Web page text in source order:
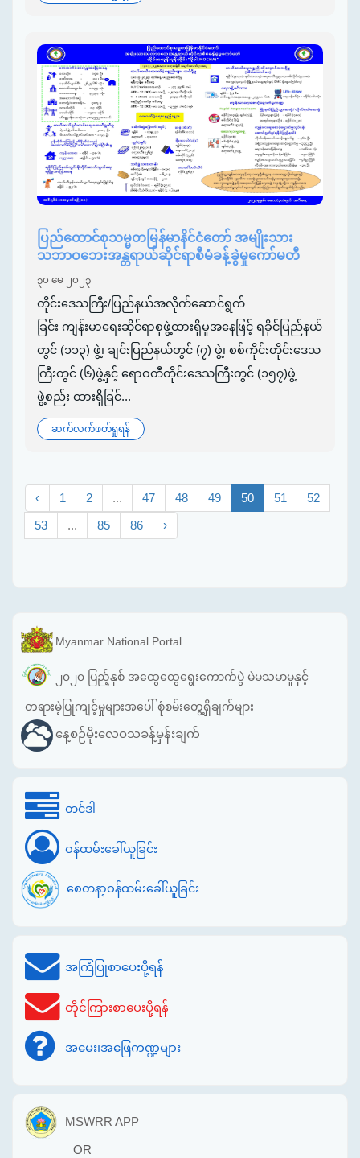
ပြည်ထောင်စုသမ္မတမြန်မာနိင်ငံတော် အမျိုးသား
သဘာဝဘေးအန္တရာယ်ဆိုင်ရာစီမံခန့်ခွဲမှုကော်မတီ
၃၀ မေ ၂၀၂၃
တိုင်းဒေသကြီး/ပြည်နယ်အလိုက်ဆောင်ရွက်
ခြင်း ကျန်းမာရေးဆိုင်ရာစုဖွဲ့ထားရှိမှုအနေဖြင့် ရခိုင်ပြည်နယ်
တွင် (၁၁၃) ဖွဲ့၊ ချင်းပြည်နယ်တွင် (၇) ဖွဲ့၊ စစ်ကိုင်းတိုင်းဒေသ
ကြီးတွင် (၆)ဖွဲ့နှင့် ဧရာဝတီတိုင်းဒေသကြီးတွင် (၁၅၇)ဖွဲ့
ဖွဲ့စည်း ထားရှိခြင်...
ဆက်လက်ဖတ်ရှုရန်
‹ 1 2 ... 47 48 49 50 51 52
53 ... 85 86 ›
Myanmar National Portal
၂၀၂၀ ပြည့်နှစ် အထွေထွေရွေးကောက်ပွဲ မဲမသမာမှုနှင့်
တရားမဲ့ပြုကျင့်မှုများအပေါ် စုံစမ်းတွေ့ရှိချက်များ
နေ့စဉ်မိုးလေဝသခန့်မှန်းချက်
တင်ဒါ
ဝန်ထမ်းခေါ်ယူခြင်း
စေတနာ့ဝန်ထမ်းခေါ်ယူခြင်း
အကြံပြုစာပေးပို့ရန်
တိုင်ကြားစာပေးပို့ရန်
အမေး၊အဖြေကဏ္ဍများ
MSWRR APP
OR